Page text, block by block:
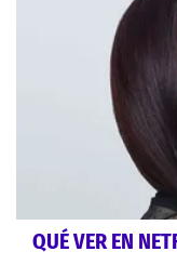
QUÉ VER EN